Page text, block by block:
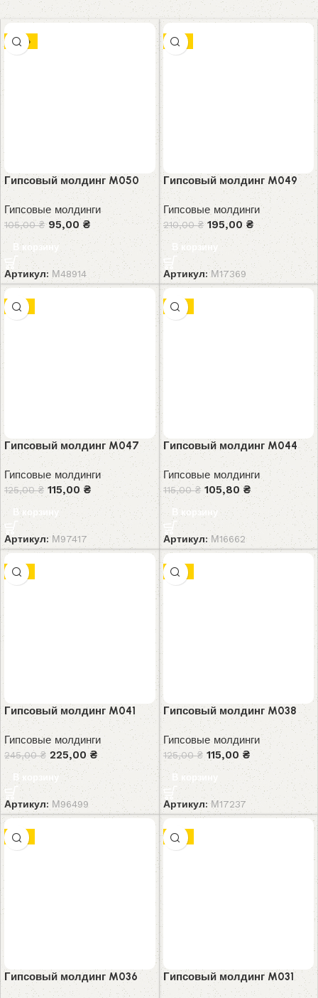
-10%
Гипсовый молдинг M050
Гипсовые молдинги
105,00₴ 95,00 ₴
В корзину
Артикул: М48914
-7%
Гипсовый молдинг M049
Гипсовые молдинги
210,00₴ 195,00₴
В корзину
Артикул:М17369
-8%
Гипсовый молдинг M047
Гипсовые молдинги
125,00₴ 115,00 ₴
В корзину
Артикул:М97417
-8%
Гипсовый молдинг M044
Гипсовые молдинги
115,00₴ 105,80₴
В корзину
Артикул:М16662
-8%
Гипсовый молдинг M041
Гипсовые молдинги
245,00₴ 225,00₴
В корзину
Артикул: М96499
-8%
Гипсовый молдинг M038
Гипсовые молдинги
125,00₴ 115,00 ₴
В корзину
Артикул:М17237
-9%
Гипсовый молдинг M036
-9%
Гипсовый молдинг M031